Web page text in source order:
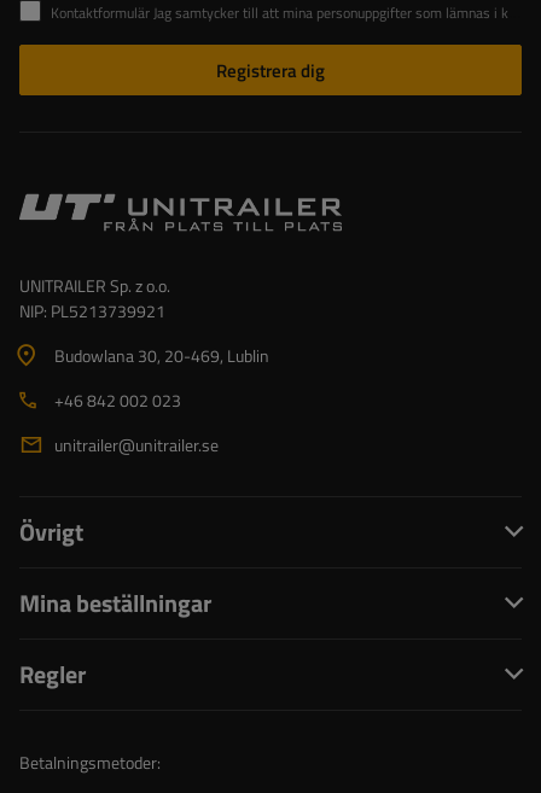
Kontaktformulär Jag samtycker till att mina personuppgifter som lämnas i kontaktformuläret behandlas i enlighet med Europaparlamentets och rådets förordning (EU).
Registrera dig
UNITRAILER Sp. z o.o.
NIP: PL5213739921
Budowlana 30, 20-469, Lublin
+46 842 002 023
unitrailer@unitrailer.se
Övrigt
Mina beställningar
Regler
Betalningsmetoder: